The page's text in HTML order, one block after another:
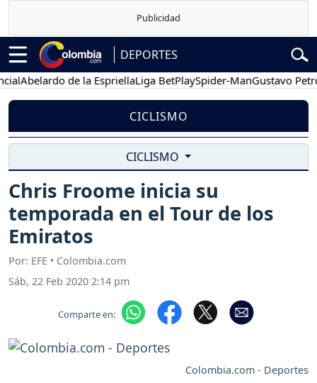
DEPORTES
de la EspriellaLiga BetPlaySpider-ManGustavo Petro
CICLISMO
CICLISMO
Chris Froome inicia su
temporada en el Tour de los
Emiratos
Por: EFE • Colombia.com
Sáb, 22 Feb 2020 2:14 pm
Comparte en:
Colombia.com - Deportes